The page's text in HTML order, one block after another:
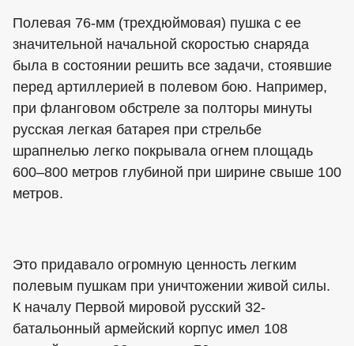
Полевая 76-мм (трехдюймовая) пушка с ее
значительной начальной скоростью снаряда
была в состоянии решить все задачи, стоявшие
перед артиллерией в полевом бою. Например,
при фланговом обстреле за полторы минуты
русская легкая батарея при стрельбе
шрапнелью легко покрывала огнем площадь
600–800 метров глубиной при ширине свыше 100
метров.
Это придавало огромную ценность легким
полевым пушкам при уничтожении живой силы.
К началу Первой мировой русский 32-
батальонный армейский корпус имел 108